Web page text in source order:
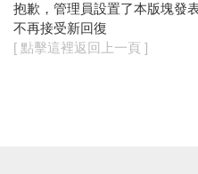
抱歉，管理員設置了本版塊發
不再接受新回復
[ 點擊這裡返回上一頁 ]